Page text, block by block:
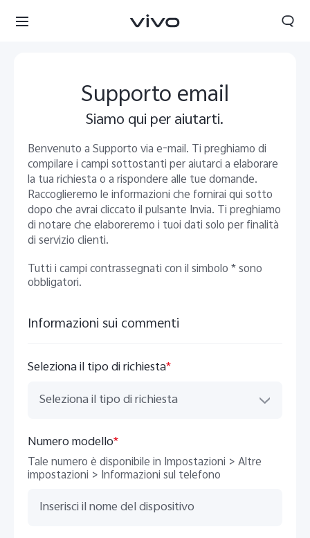
Supporto email
Siamo qui per aiutarti.
Benvenuto a Supporto via e-mail. Ti preghiamo di
compilare i campi sottostanti per aiutarci a elaborare
la tua richiesta o a rispondere alle tue domande.
Raccoglieremo le informazioni che fornirai qui sotto
dopo che avrai cliccato il pulsante Invia. Ti preghiamo
di notare che elaboreremo i tuoi dati solo per finalità
di servizio clienti.
Tutti i campi contrassegnati con il simbolo * sono
obbligatori.
Informazioni sui commenti
Seleziona il tipo di richiesta*
Seleziona il tipo di richiesta
Numero modello*
Tale numero è disponibile in Impostazioni > Altre
impostazioni > Informazioni sul telefono